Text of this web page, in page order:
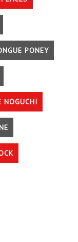
PONEY
NOGUCHI